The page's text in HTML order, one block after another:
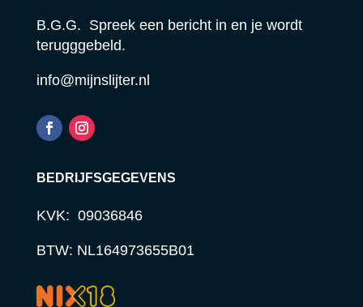
B.G.G. Spreek een bericht in en je wordt
terugggebeld.
info@mijnslijter.nl
BEDRIJFSGEGEVENS
KVK: 09036846
BTW: NL164973655B01